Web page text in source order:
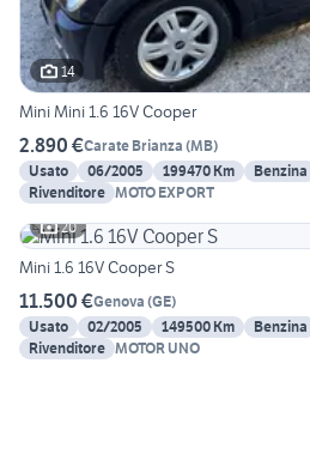
14
Mini Mini 1.6 16V Cooper
2.890 €Carate Brianza (MB)
Usato
06/2005 199470 Km Benzina
Rivenditore MOTO EXPORT
20
Mini 1.6 16V Cooper S
11.500 €Genova (GE)
Usato
02/2005 149500 Km Benzina
Rivenditore MOTOR UNO